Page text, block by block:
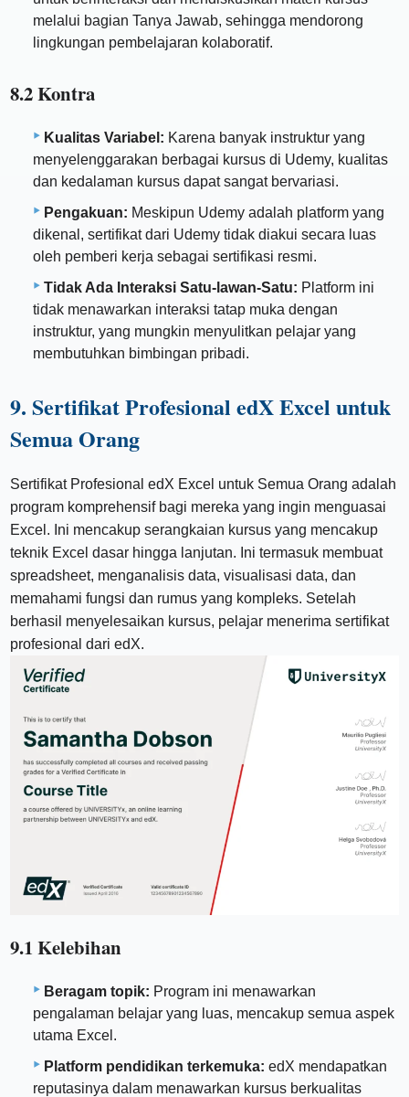
melalui bagian Tanya Jawab, sehingga mendorong
lingkungan pembelajaran kolaboratif.
8.2 Kontra
Kualitas Variabel: Karena banyak instruktur yang
menyelenggarakan berbagai kursus di Udemy, kualitas
dan kedalaman kursus dapat sangat bervariasi.
Pengakuan: Meskipun Udemy adalah platform yang
dikenal, sertifikat dari Udemy tidak diakui secara luas
oleh pemberi kerja sebagai sertifikasi resmi.
Tidak Ada Interaksi Satu-lawan-Satu: Platform ini
tidak menawarkan interaksi tatap muka dengan
instruktur, yang mungkin menyulitkan pelajar yang
membutuhkan bimbingan pribadi.
9. Sertifikat Profesional edX Excel untuk
Semua Orang
Sertifikat Profesional edX Excel untuk Semua Orang adalah
program komprehensif bagi mereka yang ingin menguasai
Excel. Ini mencakup serangkaian kursus yang mencakup
teknik Excel dasar hingga lanjutan. Ini termasuk membuat
spreadsheet, menganalisis data, visualisasi data, dan
memahami fungsi dan rumus yang kompleks. Setelah
berhasil menyelesaikan kursus, pelajar menerima sertifikat
profesional dari edX.
9.1 Kelebihan
Beragam topik: Program ini menawarkan
pengalaman belajar yang luas, mencakup semua aspek
utama Excel.
Platform pendidikan terkemuka: edX mendapatkan
reputasinya dalam menawarkan kursus berkualitas